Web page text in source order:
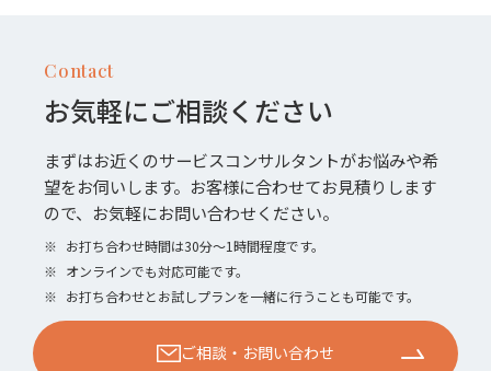
Contact
お気軽にご相談ください
まずはお近くのサービスコンサルタントがお悩みや希
望をお伺いします。お客様に合わせてお見積りします
ので、お気軽にお問い合わせください。
※ お打ち合わせ時間は30分〜1時間程度です。
※ オンラインでも対応可能です。
※ お打ち合わせとお試しプランを一緒に行うことも可能です。
ご相談・お問い合わせ